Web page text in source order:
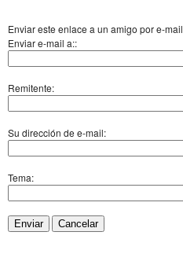
Enviar este enlace a un amigo por e-mail
Enviar e-mail a::
Remitente:
Su dirección de e-mail:
Tema:
Enviar Cancelar